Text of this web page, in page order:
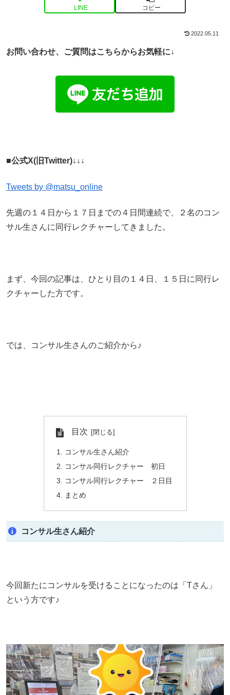
LINE コピー
2022.05.11
お問い合わせ、ご質問はこちらからお気軽に↓
■公式X(旧Twitter)↓↓↓
Tweets by @matsu_online
先週の１４日から１７日までの４日間連続で、２名のコン
サル生さんに同行レクチャーしてきました。
まず、今回の記事は、ひとり目の１４日、１５日に同行レ
クチャーした方です。
では、コンサル生さんのご紹介から♪
目次
コンサル生さん紹介
コンサル同行レクチャー 初日
コンサル同行レクチャー ２日目
まとめ
コンサル生さん紹介
今回新たにコンサルを受けることになったのは「Tさん」
という方です♪